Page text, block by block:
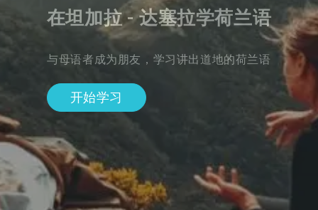
在坦加拉 - 达塞拉学荷兰语
与母语者成为朋友，学习讲出道地的荷兰语
开始学习